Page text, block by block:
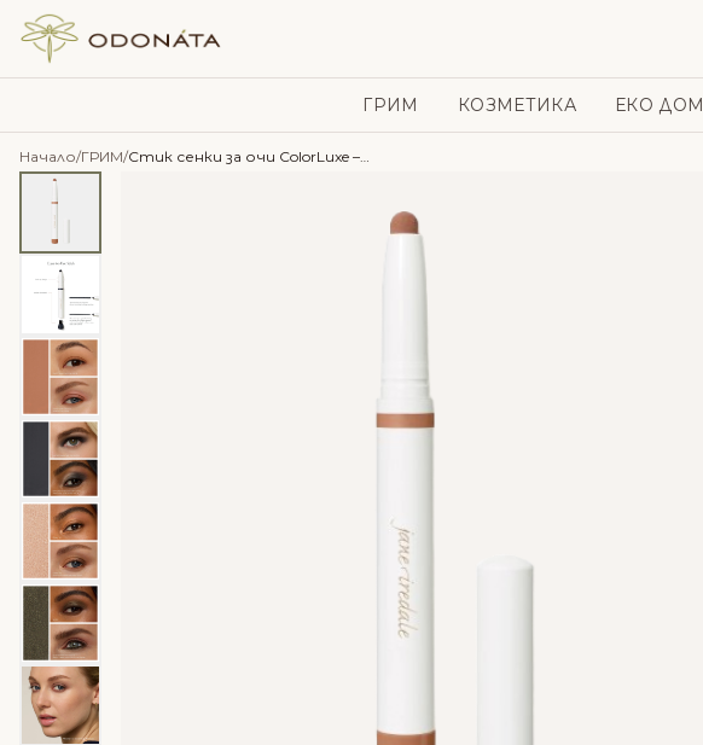
Skip to content
ГРИМ КОЗМЕТИКА ЕКО ДОМ
Начало/ГРИМ/ Стик сенки за очи ColorLuxe – Jane Iredale